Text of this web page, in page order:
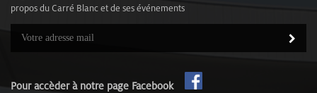
propos du Carré Blanc et de ses événements
Pour accèder à notre page Facebook